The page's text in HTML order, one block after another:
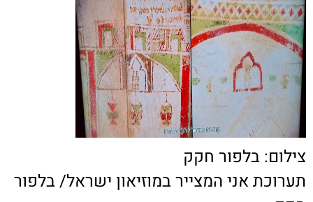
צילום: בלפור חקק
תערוכת אני המצייר במוזיאון ישראל/ בלפור